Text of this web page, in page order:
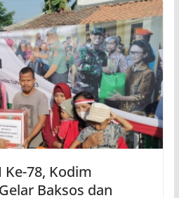
Ke-78, Kodim
Baksos dan